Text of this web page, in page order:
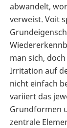
abwandelt,
verweist. Voit
man sich,
Irritation auf
nicht einfach
variiert das
Grundformen
zentrale